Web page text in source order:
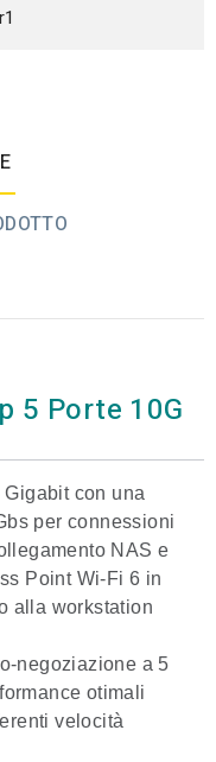
5 Porte 10G
Gigabit con una
per connessioni
NAS e
Point Wi-Fi 6 in
alla workstation
negoziazione a 5
otimali
velocità